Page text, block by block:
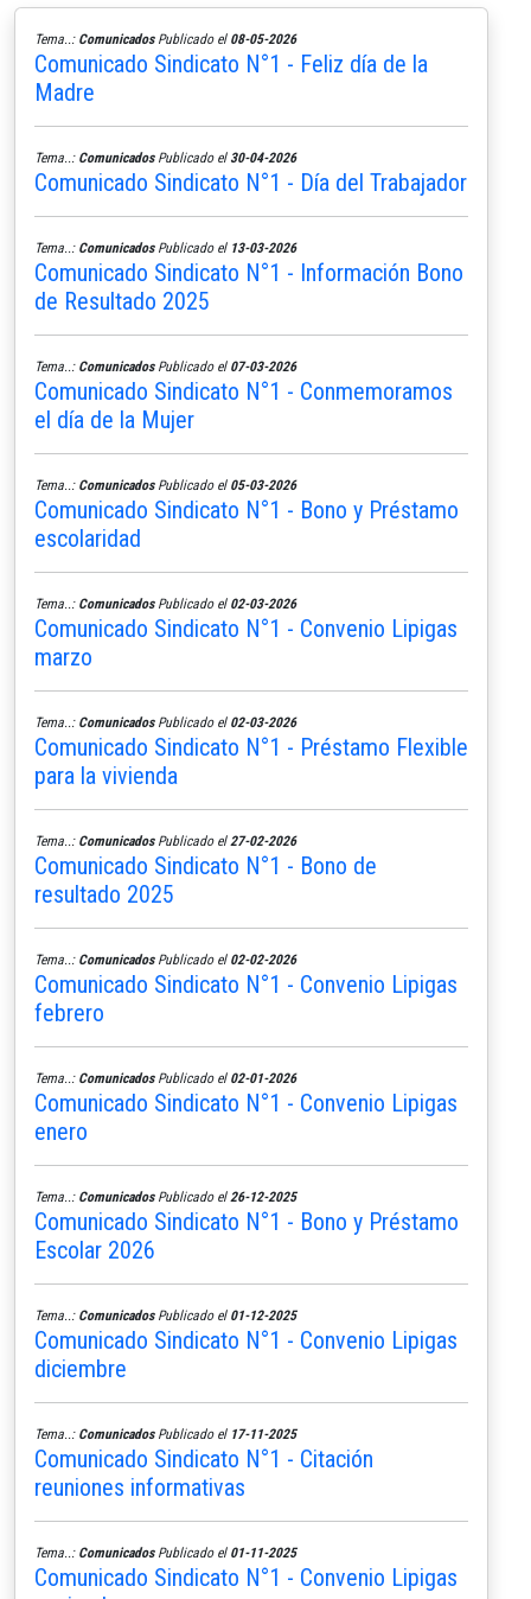
Tema..: ComunicadosPublicado el 08-05-2026
Comunicado Sindicato N°1 - Feliz día de la
Madre
Tema..: ComunicadosPublicado el 30-04-2026
Comunicado Sindicato N°1 - Día del Trabajador
Tema..: ComunicadosPublicado el 13-03-2026
Comunicado Sindicato N°1 - Información Bono
de Resultado 2025
Tema..: ComunicadosPublicado el 07-03-2026
Comunicado Sindicato N°1 - Conmemoramos
el día de la Mujer
Tema..: ComunicadosPublicado el 05-03-2026
Comunicado Sindicato N°1 - Bono y Préstamo
escolaridad
Tema..: ComunicadosPublicado el 02-03-2026
Comunicado Sindicato N°1 - Convenio Lipigas
marzo
Tema..: ComunicadosPublicado el 02-03-2026
Comunicado Sindicato N°1 - Préstamo Flexible
para la vivienda
Tema..: ComunicadosPublicado el 27-02-2026
Comunicado Sindicato N°1 - Bono de
resultado 2025
Tema..: ComunicadosPublicado el 02-02-2026
Comunicado Sindicato N°1 - Convenio Lipigas
febrero
Tema..: ComunicadosPublicado el 02-01-2026
Comunicado Sindicato N°1 - Convenio Lipigas
enero
Tema..: ComunicadosPublicado el 26-12-2025
Comunicado Sindicato N°1 - Bono y Préstamo
Escolar 2026
Tema..: ComunicadosPublicado el 01-12-2025
Comunicado Sindicato N°1 - Convenio Lipigas
diciembre
Tema..: ComunicadosPublicado el 17-11-2025
Comunicado Sindicato N°1 - Citación
reuniones informativas
Tema..: ComunicadosPublicado el 01-11-2025
Comunicado Sindicato N°1 - Convenio Lipigas